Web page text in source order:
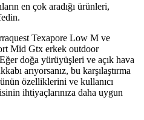
en çok aradığı ürünleri,
Texapore Low M ve
Mid Gtx erkek outdoor
Eğer doğa yürüyüşleri ve açık hava
arıyorsanız, bu karşılaştırma
özelliklerini ve kullanıcı
ihtiyaçlarınıza daha uygun